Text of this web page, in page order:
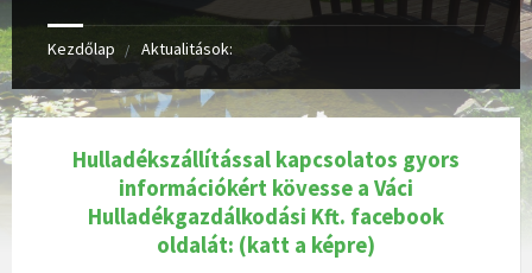
Kezdőlap Aktualitások:
Hulladékszállítással kapcsolatos gyors
információkért kövesse a Váci
Hulladékgazdálkodási Kft. facebook
oldalát: (katt a képre)